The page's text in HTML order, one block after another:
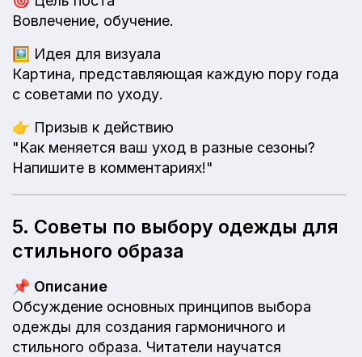
Вовлечение, обучение.
🖼️ Идея для визуала
Картина, представляющая каждую пору года
с советами по уходу.
👉 Призыв к действию
"Как меняется ваш уход в разные сезоны?
Напишите в комментариях!"
5. Советы по выбору одежды для
стильного образа
📌 Описание
Обсуждение основных принципов выбора
одежды для создания гармоничного и
стильного образа. Читатели научатся